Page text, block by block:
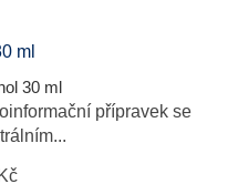
30 ml
přípravek se